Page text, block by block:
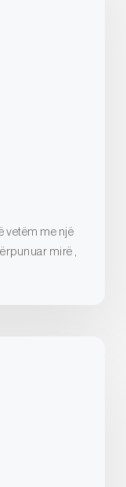
vetëm me një
mirë ,